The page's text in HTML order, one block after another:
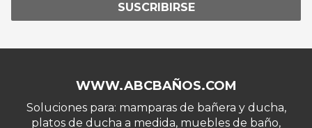
SUSCRIBIRSE
WWW.ABCBAÑOS.COM
Soluciones para: mamparas de bañera y ducha,
platos de ducha a medida, muebles de baño,